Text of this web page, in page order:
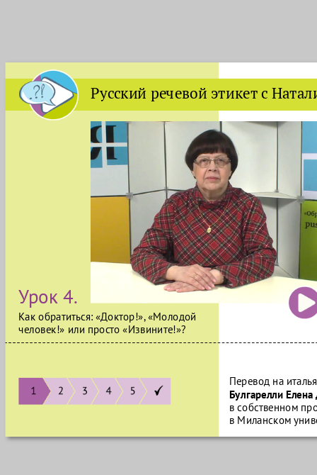
Перевод на
Булгарелли
в собственном
в Миланском
Русский речевой этикет с
Урок 4.
Как обратиться: «Доктор!», «Молодой
человек!» или просто «Извините!»?